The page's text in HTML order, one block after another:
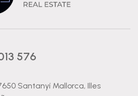
576
Santanyí Mallorca, Illes